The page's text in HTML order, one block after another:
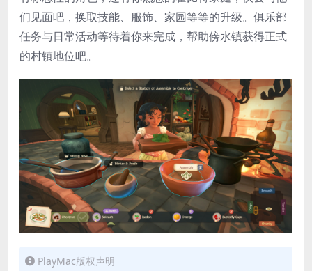
们见面吧，换取技能、服饰、家园等等的升级。俱乐部
任务与日常活动等待着你来完成，帮助傍水镇获得正式
的村镇地位吧。
PlayMac版权声明